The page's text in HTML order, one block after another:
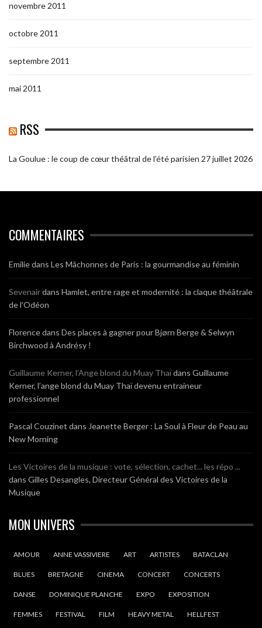
novembre 2011
octobre 2011
septembre 2011
mai 2011
RSS
La Goulue : le coup de cœur théâtral de l’été parisien 27 juillet 2026
COMMENTAIRES
Emiliedans Les Mâchonnes de Paris : la gourmandise au féminin
Sevenairdans Hamlet, entre rage et modernité : la claque théâtrale
de l’Odéon
Florencedans Des places à gagner pour Bjørn Berge & Selwyn
Birchwood à Andrésy !
Guillaume Kerner, l’Ange blond du Muay Thaïdans Guillaume
Kerner, l’ange blond du Muay Thaï devenu entraineur
professionnel
Pascal Couzinet dans Jeanette Berger : La Soul à Fleur de Peau au
New Morning
Les Victoires de la musique : vote, sélection, cachet... les répo ...
dans Gilles Desangles, Directeur Général des Victoires de la
Musique
MON UNIVERS
AMOUR ANNE VASSIVIERE ART ARTISTES BATACLAN
BLUES BRETAGNE CINEMA CONCERT CONCERTS
DANSE DOMINIQUE PLANCHE EXPO EXPOSITION
FEMMES FESTIVAL FILM HEAVY METAL HELLFEST